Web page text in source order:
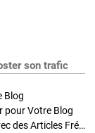
son trafic
Blog
pour Votre Blog
Stratégies de Publication : Boostez Votre Blog avec des Articles Fréquents et Exclusifs